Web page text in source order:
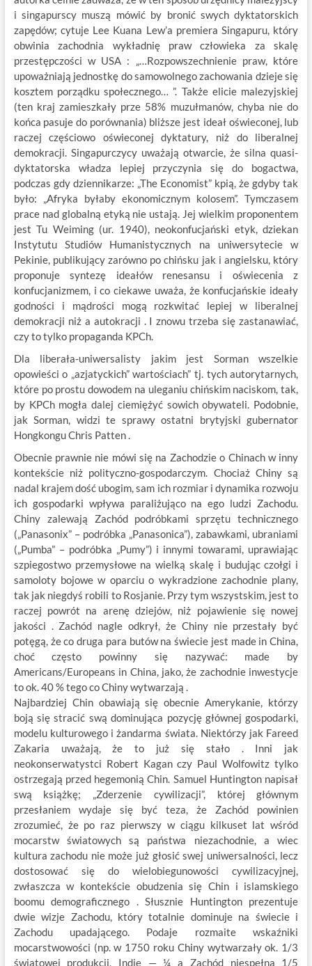
i singapurscy muszą mówić by bronić swych dyktatorskich
zapędów; cytuje Lee Kuana Lew’a premiera Singapuru, który
obwinia zachodnia wykładnię praw człowieka za skalę
przestępczości w USA : „…Rozpowszechnienie praw, które
upoważniają jednostkę do samowolnego zachowania dzieje się
kosztem porządku społecznego… ”. Także elicie malezyjskiej
(ten kraj zamieszkały prze 58% muzułmanów, chyba nie do
końca pasuje do porównania) bliższe jest ideał oświeconej, lub
raczej częściowo oświeconej dyktatury, niż do liberalnej
demokracji. Singapurczycy uważają otwarcie, że silna quasi-
dyktatorska władza lepiej przyczynia się do bogactwa,
podczas gdy dziennikarze: „The Economist” kpią, że gdyby tak
było: „Afryka byłaby ekonomicznym kolosem”. Tymczasem
prace nad globalną etyką nie ustają. Jej wielkim proponentem
jest Tu Weiming (ur. 1940), neokonfucjański etyk, dziekan
Instytutu Studiów Humanistycznych na uniwersytecie w
Pekinie, publikujący zarówno po chińsku jak i angielsku, który
proponuje syntezę ideałów renesansu i oświecenia z
konfucjanizmem, i co ciekawe uważa, że konfucjańskie ideały
godności i mądrości mogą rozkwitać lepiej w liberalnej
demokracji niż a autokracji . I znowu trzeba się zastanawiać,
czy to tylko propaganda KPCh.
Dla liberała-uniwersalisty jakim jest Sorman wszelkie
opowieści o „azjatyckich” wartościach” tj. tych autorytarnych,
które po prostu dowodem na uleganiu chińskim naciskom, tak,
by KPCh mogła dalej ciemiężyć sowich obywateli. Podobnie,
jak Sorman, widzi te sprawy ostatni brytyjski gubernator
Hongkongu Chris Patten .
Obecnie prawnie nie mówi się na Zachodzie o Chinach w inny
kontekście niż polityczno-gospodarczym. Chociaż Chiny są
nadal krajem dość ubogim, sam ich rozmiar i dynamika rozwoju
ich gospodarki wpływa paraliżująco na ego ludzi Zachodu.
Chiny zalewają Zachód podróbkami sprzętu technicznego
(„Panasonix” – podróbka „Panasonica”), zabawkami, ubraniami
(„Pumba” – podróbka „Pumy”) i innymi towarami, uprawiając
szpiegostwo przemysłowe na wielką skalę i budując czołgi i
samoloty bojowe w oparciu o wykradzione zachodnie plany,
tak jak niegdyś robili to Rosjanie. Przy tym wszystskim, jest to
raczej powrót na arenę dziejów, niż pojawienie się nowej
jakości . Zachód nagle odkrył, że Chiny nie przestały być
potęgą, że co druga para butów na świecie jest made in China,
choć często powinny się nazywać: made by
Americans/Europeans in China, jako, że zachodnie inwestycje
to ok. 40 % tego co Chiny wytwarzają .
Najbardziej Chin obawiają się obecnie Amerykanie, którzy
boją się stracić swą dominująca pozycję głównej gospodarki,
modelu kulturowego i żandarma świata. Niektórzy jak Fareed
Zakaria uważają, że to już się stało . Inni jak
neokonserwatystci Robert Kagan czy Paul Wolfowitz tylko
ostrzegają przed hegemonią Chin. Samuel Huntington napisał
swą książkę; „Zderzenie cywilizacji”, której głównym
przesłaniem wydaje się być teza, że Zachód powinien
zrozumieć, że po raz pierwszy w ciągu kilkuset lat wśród
mocarstw światowych są państwa niezachodnie, a wiec
kultura zachodu nie może już głosić swej uniwersalności, lecz
dostosować się do wielobiegunowości cywilizacyjnej,
zwłaszcza w kontekście obudzenia się Chin i islamskiego
boomu demograficznego . Słusznie Huntington prezentuje
dwie wizje Zachodu, który totalnie dominuje na świecie i
Zachodu upadającego. Podaje rozmaite wskaźniki
mocarstwowości (np. w 1750 roku Chiny wytwarzały ok. 1/3
światowej produkcji, Indie — ¼ a Zachód niespełna 1/5